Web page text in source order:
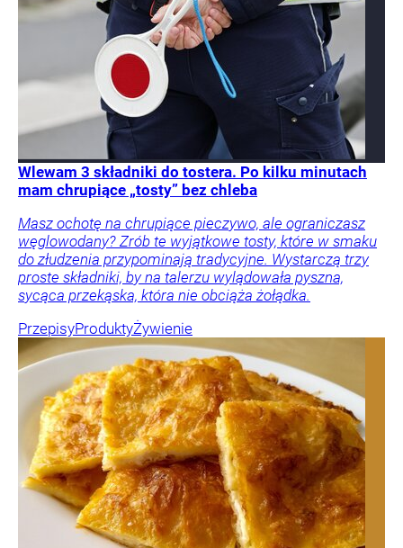
Wlewam 3 składniki do tostera. Po kilku minutach
mam chrupiące „tosty” bez chleba
Masz ochotę na chrupiące pieczywo, ale ograniczasz
węglowodany? Zrób te wyjątkowe tosty, które w smaku
do złudzenia przypominają tradycyjne. Wystarczą trzy
proste składniki, by na talerzu wylądowała pyszna,
sycąca przekąska, która nie obciąża żołądka.
PrzepisyProduktyŻywienie